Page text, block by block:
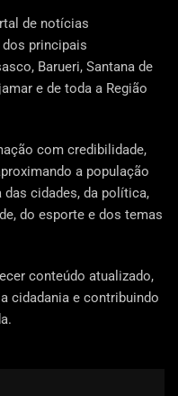
de notícias
principais
Barueri, Santana de
e de toda a Região
com credibilidade,
a população
cidades, da política,
do esporte e dos temas
conteúdo atualizado,
cidadania e contribuindo